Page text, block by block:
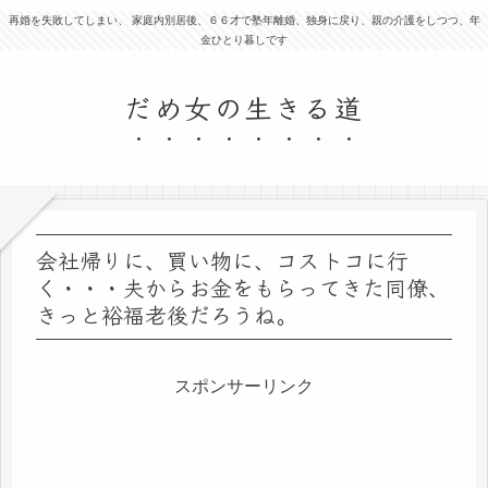
再婚を失敗してしまい、 家庭内別居後、６６才で塾年離婚、独身に戻り、親の介護をしつつ、年
金ひとり暮しです
だめ女の生きる道
会社帰りに、買い物に、コストコに行
く・・・夫からお金をもらってきた同僚、
きっと裕福老後だろうね。
スポンサーリンク